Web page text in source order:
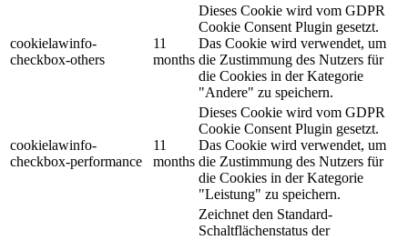
cookielawinfo-
checkbox-others
11
months
Dieses Cookie wird vom GDPR
Cookie Consent Plugin gesetzt.
Das Cookie wird verwendet, um
die Zustimmung des Nutzers für
die Cookies in der Kategorie
"Andere" zu speichern.
cookielawinfo-
checkbox-performance
11
months
Dieses Cookie wird vom GDPR
Cookie Consent Plugin gesetzt.
Das Cookie wird verwendet, um
die Zustimmung des Nutzers für
die Cookies in der Kategorie
"Leistung" zu speichern.
Zeichnet den Standard-
Schaltflächenstatus der